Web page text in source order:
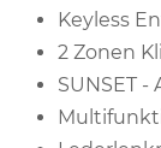
Keyless
2 Zonen
SUNSET